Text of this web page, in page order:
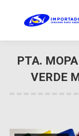
PTA.
VERDE